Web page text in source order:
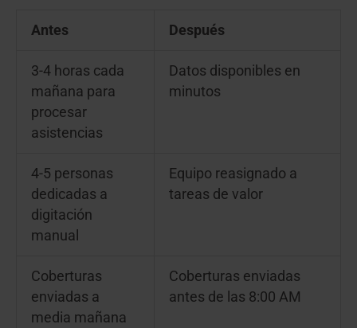
Antes Después
3-4 horas cada
mañana para
procesar
asistencias
Datos disponibles en
minutos
4-5 personas
dedicadas a
digitación
manual
Equipo reasignado a
tareas de valor
Coberturas
enviadas a
media mañana
Coberturas enviadas
antes de las 8:00 AM